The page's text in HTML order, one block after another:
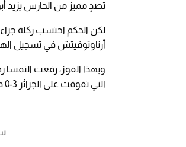
تصدٍ مميز من الحارس يزيد
أرناوتوفيتش في تسجيل
التي تفوقت على الجزائر 3-0 في المباراة الأخرى من الجولة.